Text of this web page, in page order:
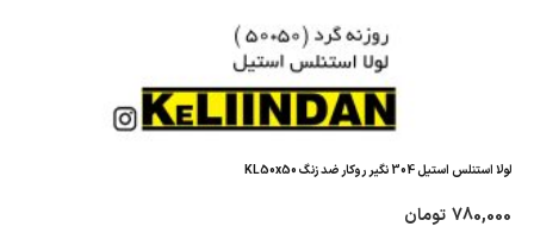
لولا استنلس استیل 304 نگیر روکار ضد زنگ KL50x50
780,000 تومان